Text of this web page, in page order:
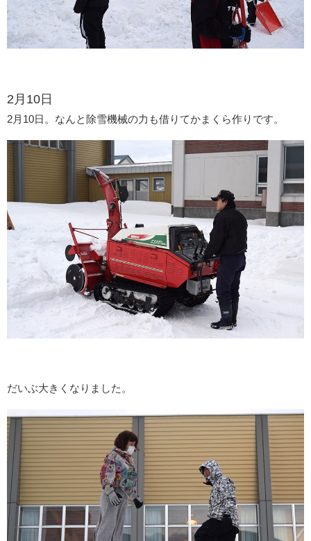
2月10日
2月10日。なんと除雪機械の力も借りてかまくら作りです。
だいぶ大きくなりました。